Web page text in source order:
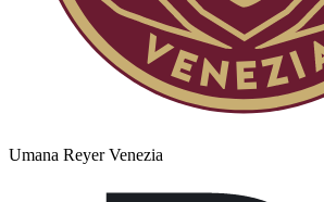
Umana Reyer Venezia